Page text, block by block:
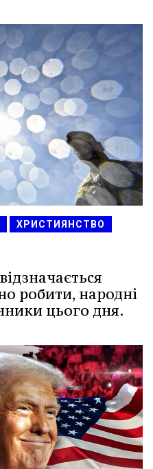
ХРИСТИЯНСТВО
робити, народні
цього дня.